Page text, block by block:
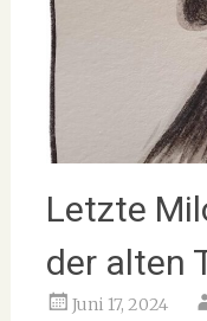
Letzte
der alten
Juni 17, 2024